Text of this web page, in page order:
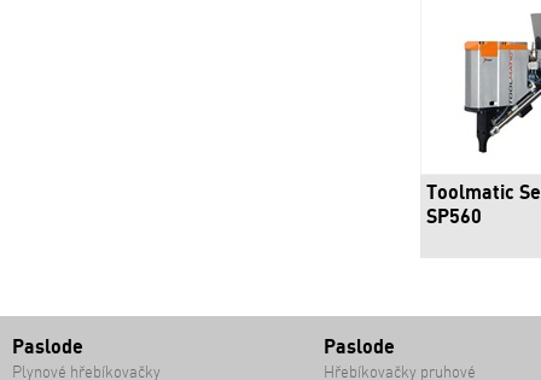
Toolmatic
SP560
Paslode
Plynové hřebíkovačky
Paslode
Hřebíkovačky pruhové